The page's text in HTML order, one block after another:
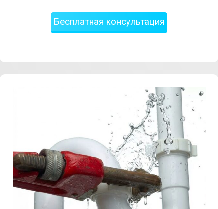
Бесплатная консультация